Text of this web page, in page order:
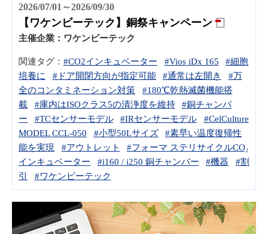
2026/07/01～2026/09/30
【ワケンビーテック】銅祭キャンペーン
主催企業： ワケンビーテック
関連タグ： #CO2インキュベーター #Vios iDx 165
#細胞
培養に
#ドア開閉方向が指定可能 #通常は左開き
#万
全のコンタミネーション対策
#180℃乾熱滅菌機能搭
載
#庫内はISOクラス5の清浄度を維持
#銅チャンバ
ー
#TCセンサーモデル #IRセンサーモデル
#CelCulture
MODEL CCL-050
#小型50Lサイズ
#素早い温度復帰性
能を実現
#アウトレット
#フォーマ ステリサイクルCO₂
インキュベーター
#i160 / i250 銅チャンバー #機器
#割
引
#ワケンビーテック